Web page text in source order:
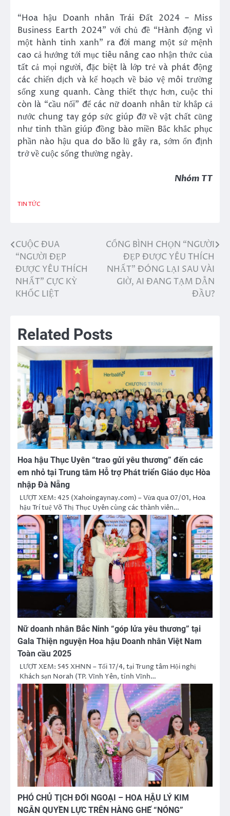
“Hoa hậu Doanh nhân Trái Đất 2024 – Miss
Business Earth 2024” với chủ đề “Hành động vì
một hành tinh xanh” ra đời mang một sứ mệnh
cao cả hướng tới mục tiêu nâng cao nhận thức của
tất cả mọi người, đặc biệt là lớp trẻ và phát động
các chiến dịch và kế hoạch về bảo vệ môi trường
sống xung quanh. Càng thiết thực hơn, cuộc thi
còn là “cầu nối” để các nữ doanh nhân từ khắp cả
nước chung tay góp sức giúp đỡ về vật chất cũng
như tinh thần giúp đồng bào miền Bắc khắc phục
phần nào hậu qua do bão lũ gây ra, sớm ổn định
trở về cuộc sống thường ngày.
Nhóm TT
TIN TỨC
Điều
hướng
bài
CUỘC ĐUA
“NGƯỜI ĐẸP
ĐƯỢC YÊU THÍCH
NHẤT” CỰC KỲ
KHỐC LIỆT
CỔNG BÌNH CHỌN “NGƯỜI
ĐẸP ĐƯỢC YÊU THÍCH
NHẤT” ĐÓNG LẠI SAU VÀI
GIỜ, AI ĐANG TẠM DẪN
ĐẦU?
Related Posts
Hoa hậu Thục Uyên “trao gửi yêu thương” đến các
em nhỏ tại Trung tâm Hỗ trợ Phát triển Giáo dục Hòa
nhập Đà Nẵng
LƯỢT XEM: 425 (Xahoingaynay.com) – Vừa qua 07/01, Hoa
hậu Trí tuệ Võ Thị Thục Uyên cùng các thành viên…
Nữ doanh nhân Bắc Ninh “góp lửa yêu thương” tại
Gala Thiện nguyện Hoa hậu Doanh nhân Việt Nam
Toàn cầu 2025
LƯỢT XEM: 545 XHNN – Tối 17/4, tại Trung tâm Hội nghị
Khách sạn Norah (TP. Vĩnh Yên, tỉnh Vĩnh…
PHÓ CHỦ TỊCH ĐỐI NGOẠI – HOA HẬU LÝ KIM
NGÂN QUYỀN LỰC TRÊN HÀNG GHẾ “NÓNG”